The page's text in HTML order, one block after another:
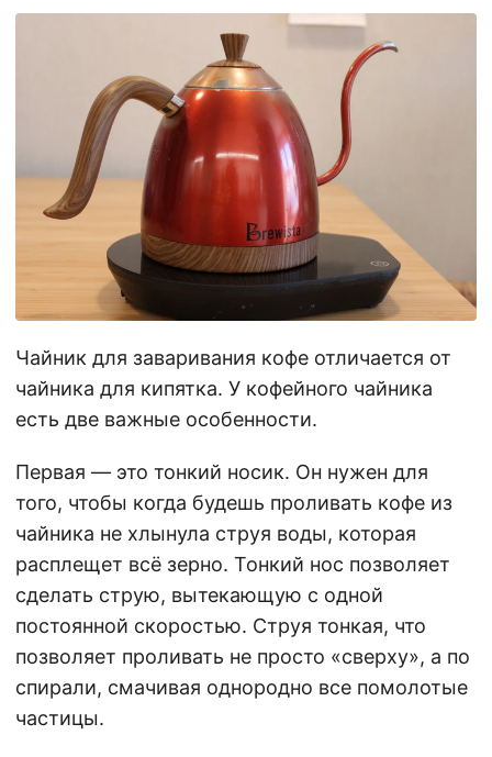
Чайник для заваривания кофе отличается от
чайника для кипятка. У кофейного чайника
есть две важные особенности.
Первая — это тонкий носик. Он нужен для
того, чтобы когда будешь проливать кофе из
чайника не хлынула струя воды, которая
расплещет всё зерно. Тонкий нос позволяет
сделать струю, вытекающую с одной
постоянной скоростью. Струя тонкая, что
позволяет проливать не просто «сверху», а по
спирали, смачивая однородно все помолотые
частицы.